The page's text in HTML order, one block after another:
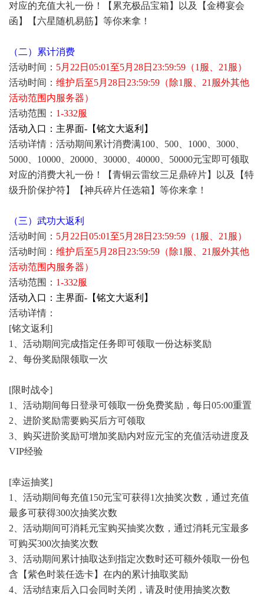
对应的充值大礼一份！【累充极品宝箱】以及【金樽宴会
函】【六星随机易筋】等你来拿！
（二）累计消费
活动时间： 5月22日05:01至5月28日23:59:59（1服、21服）
活动时间： 维护后至5月28日23:59:59（除1服、21服外其他
活动范围内服务器）
活动范围： 1-332服
活动入口：主界面-【铭文大返利】
活动详情：活动期间累计消费满100、500、1000、3000、
5000、10000、20000、30000、40000、50000元宝即可领取
对应的消费大礼一份！【青铜云雷纹三足鼎碎片】以及【特
级升阶保护符】【神兵碎片任选箱】等你来拿！
（三）武功大返利
活动时间： 5月22日05:01至5月28日23:59:59（1服、21服）
活动时间： 维护后至5月28日23:59:59（除1服、21服外其他
活动范围内服务器）
活动范围： 1-332服
活动入口：主界面-【铭文大返利】
活动详情：
[铭文返利]
1、活动期间完成指定任务即可领取一份达标奖励
2、每份奖励限领取一次
[限时战令]
1、活动期间每日登录可领取一份免费奖励，每日05:00重置
2、进阶奖励需要购买后方可领取
3、购买进阶奖励可增加奖励内对应元宝的充值活动进度及
VIP经验
[幸运抽奖]
1、活动期间每充值150元宝可获得1次抽奖次数，通过充值
最多可获得300次抽奖次数
2、活动期间可消耗元宝购买抽奖次数，通过消耗元宝最多
可购买300次抽奖次数
3、活动期间累计抽取达到指定次数时还可额外领取一份包
含【紫色时装任选卡】在内的累计抽取奖励
4、活动结束后入口会同时关闭，请及时使用抽奖次数